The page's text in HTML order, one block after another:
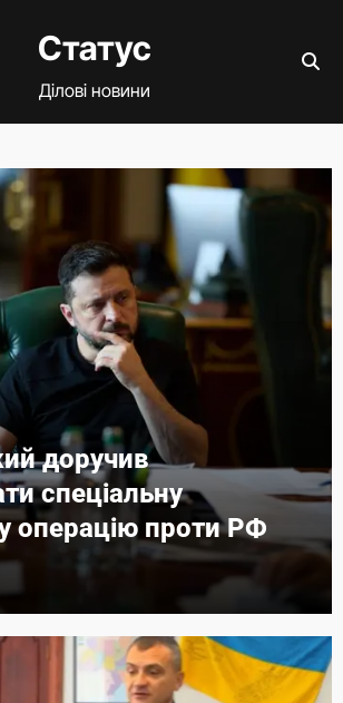
Статус
Ділові новини
доручив
спеціальну
операцію проти РФ